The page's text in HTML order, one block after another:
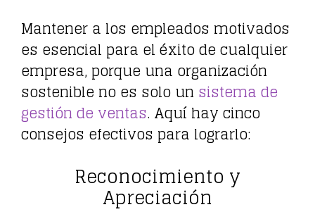
Mantener a los empleados motivados
es esencial para el éxito de cualquier
empresa, porque una organización
sostenible no es solo un sistema de
gestión de ventas. Aquí hay cinco
consejos efectivos para lograrlo:
Reconocimiento y
Apreciación